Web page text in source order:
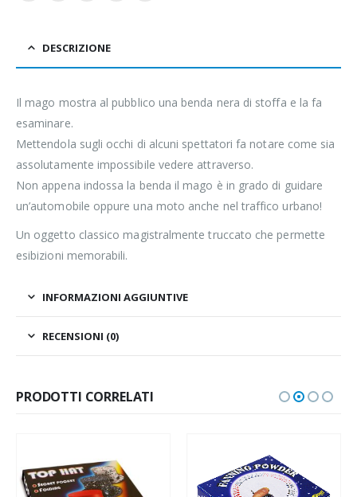
DESCRIZIONE
Il mago mostra al pubblico una benda nera di stoffa e la fa
esaminare.
Mettendola sugli occhi di alcuni spettatori fa notare come sia
assolutamente impossibile vedere attraverso.
Non appena indossa la benda il mago è in grado di guidare
un’automobile oppure una moto anche nel traffico urbano!
Un oggetto classico magistralmente truccato che permette
esibizioni memorabili.
INFORMAZIONI AGGIUNTIVE
RECENSIONI (0)
PRODOTTI CORRELATI